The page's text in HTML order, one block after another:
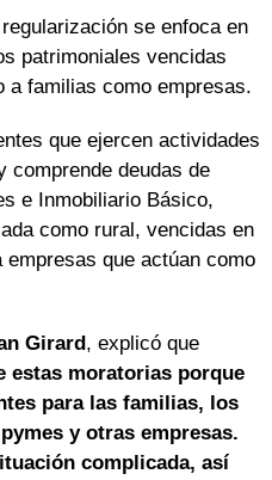
se enfoca en
patrimoniales vencidas
a familias como empresas.
que ejercen actividades
comprende deudas de
e Inmobiliario Básico,
como rural, vencidas en
que actúan como
Girard, explicó que
estas moratorias porque
para las familias, los
y otras empresas.
complicada, así